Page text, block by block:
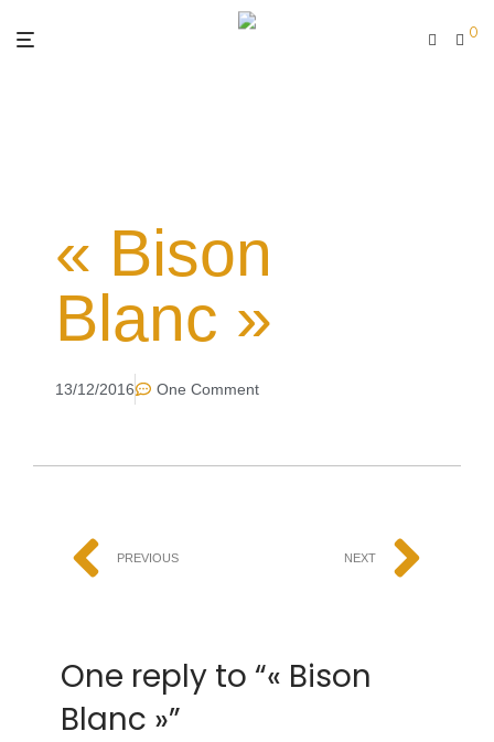
0
« Bison
Blanc »
13/12/2016 One Comment
PREVIOUS NEXT
One reply to “« Bison
Blanc »”